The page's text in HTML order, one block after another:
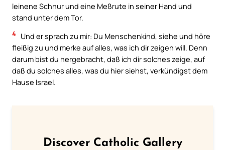
leinene Schnur und eine Meßrute in seiner Hand und
stand unter dem Tor.
4 Und er sprach zu mir: Du Menschenkind, siehe und höre
fleißig zu und merke auf alles, was ich dir zeigen will. Denn
darum bist du hergebracht, daß ich dir solches zeige, auf
daß du solches alles, was du hier siehst, verkündigst dem
Hause Israel.
Discover Catholic Gallery